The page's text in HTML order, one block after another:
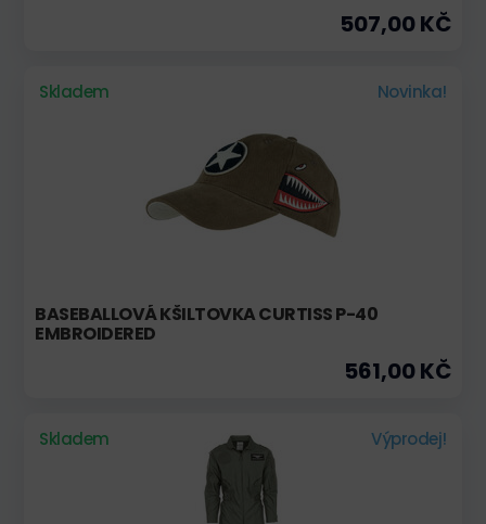
507,00 KČ
Skladem Novinka!
BASEBALLOVÁ KŠILTOVKA CURTISS P-40
EMBROIDERED
561,00 KČ
Skladem Výprodej!